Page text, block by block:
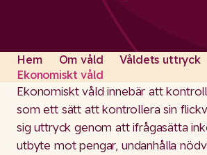
Hem Om våld
Våldets uttryck
Ekonomiskt våld
Ekonomiskt våld innebär att
som ett sätt att kontrollera sin
sig uttryck genom att ifrågasätta
utbyte mot pengar, undanhålla